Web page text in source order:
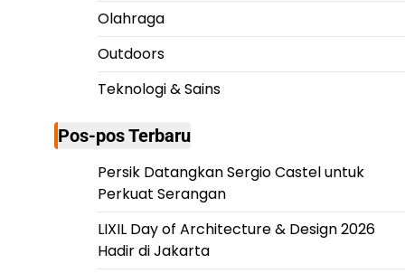
Olahraga
Outdoors
Teknologi & Sains
Pos-pos Terbaru
Persik Datangkan Sergio Castel untuk
Perkuat Serangan
LIXIL Day of Architecture & Design 2026
Hadir di Jakarta